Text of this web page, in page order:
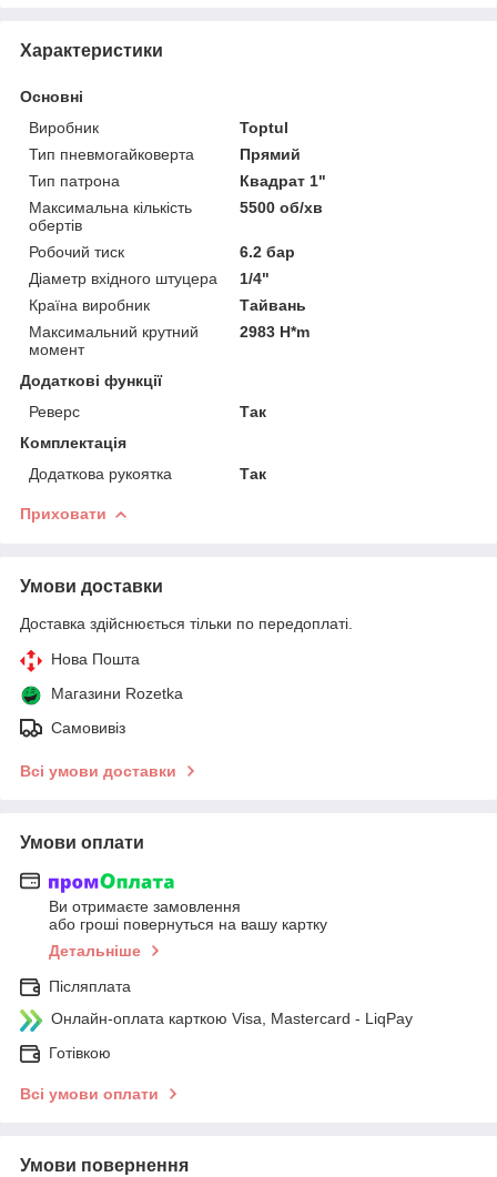
Характеристики
Основні
Виробник
Toptul
Тип пневмогайковерта
Прямий
Тип патрона
Квадрат 1"
Максимальна кількість
обертів
5500 об/хв
Робочий тиск
6.2 бар
Діаметр вхідного штуцера
1/4"
Країна виробник
Тайвань
Максимальний крутний
момент
2983 H*m
Додаткові функції
Реверс
Так
Комплектація
Додаткова рукоятка
Так
Приховати
Умови доставки
Доставка здійснюється тільки по передоплаті.
Нова Пошта
Магазини Rozetka
Самовивіз
Всі умови доставки
Умови оплати
Ви отримаєте замовлення
або гроші повернуться на вашу картку
Детальніше
Післяплата
Онлайн-оплата карткою Visa, Mastercard - LiqPay
Готівкою
Всі умови оплати
Умови повернення